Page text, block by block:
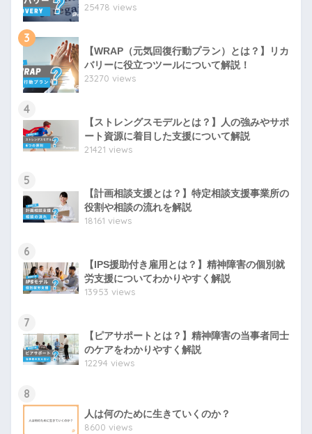
25478 views
3
【WRAP（元気回復行動プラン）とは？】リカ
バリーに役立つツールについて解説！
23270 views
4
【ストレングスモデルとは？】人の強みやサポ
ート資源に着目した支援について解説
21421 views
5
【計画相談支援とは？】特定相談支援事業所の
役割や相談の流れを解説
18161 views
6
【IPS援助付き雇用とは？】精神障害の個別就
労支援についてわかりやすく解説
13953 views
7
【ピアサポートとは？】精神障害の当事者同士
のケアをわかりやすく解説
12294 views
8
人は何のために生きていくのか？
8600 views